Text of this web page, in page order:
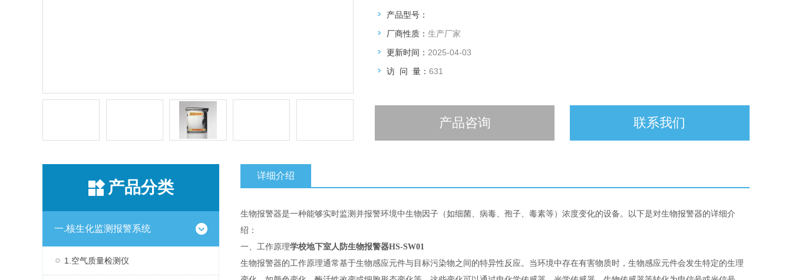
产品型号：
厂商性质： 生产厂家
更新时间： 2025-04-03
访 问 量： 631
产品咨询 联系我们
产品分类
一.核生化监测报警系统
1.空气质量检测仪
详细介绍
生物报警器是一种能够实时监测并报警环境中生物因子（如细菌、病毒、孢子、毒素等）浓度变化的设备。以下是对生物报警器的详细介
绍：
一、工作原理学校地下室人防生物报警器HS-SW01
生物报警器的工作原理通常基于生物感应元件与目标污染物之间的特异性反应。当环境中存在有害物质时，生物感应元件会发生特定的生理